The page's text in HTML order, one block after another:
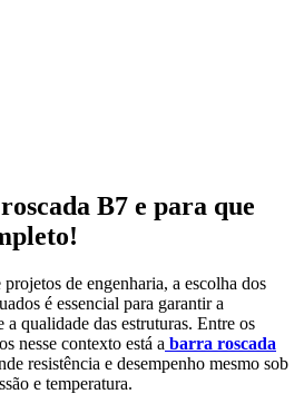
B7 e para que
de engenharia, a escolha dos
é essencial para garantir a
a qualidade das estruturas. Entre os
nesse contexto está a barra roscada
resistência e desempenho mesmo sob
e temperatura.